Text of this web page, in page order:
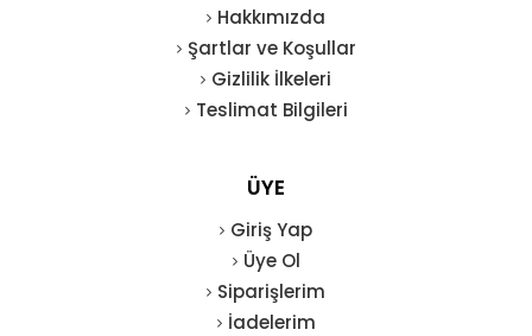
Hakkımızda
Şartlar ve Koşullar
Gizlilik İlkeleri
Teslimat Bilgileri
ÜYE
Giriş Yap
Üye Ol
Siparişlerim
İadelerim